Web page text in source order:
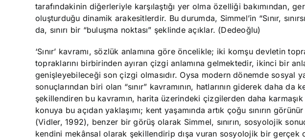
tarafındakinin diğerleriyle karşılaştığı yer olma özelliği bakımından,
oluşturduğu dinamik arakesitlerdir. Bu durumda, Simmel’in “Sınır,
da, sınırı bir “buluşma noktası” şeklinde açıklar. (Dedeoğlu)
‘Sınır’ kavramı, sözlük anlamına göre öncelikle; iki komşu devletin
topraklarını birbirinden ayıran çizgi anlamına gelmektedir, ikinci bir
genişleyebileceği son çizgi olmasıdır. Oysa modern dönemde sosyal
sonuçlarından biri olan “sınır” kavramının, hatlarının giderek daha da
şekillendiren bu kavramın, harita üzerindeki çizgilerden daha
konuya bu açıdan yaklaşımı; kent yaşamında artık çoğu sınırın
(Vidler, 1992), benzer bir görüş olarak Simmel, sınırın, sosyolojik
kendini mekânsal olarak şekillendirip dışa vuran sosyolojik bir gerçek